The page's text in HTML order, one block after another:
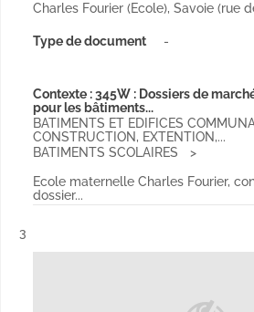
Charles Fourier (Ecole), Savoie (rue
Type de document -
Contexte : 345W : Dossiers de
pour les bâtiments...
BATIMENTS ET EDIFICES
CONSTRUCTION, EXTENTION,...
BATIMENTS SCOLAIRES
Ecole maternelle Charles Fourier,
dossier...
Résultat n°
3